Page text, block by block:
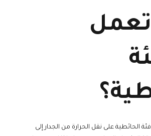
الحائطية على نقل الحرارة من الجدار إلى